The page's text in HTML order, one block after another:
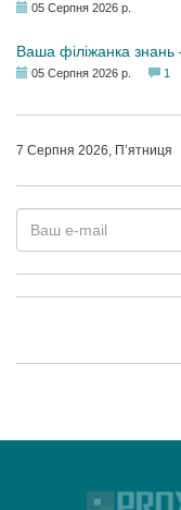
05 Серпня 2026 р.
Ваша філіжанка
05 Серпня 2026 р. 1
7 Серпня 2026, П’ятниця